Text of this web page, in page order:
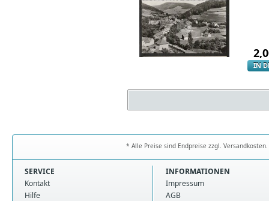
IN
* Alle Preise sind Endpreise zzgl.
SERVICE
Kontakt
Hilfe
INFORMATIONEN
Impressum
AGB